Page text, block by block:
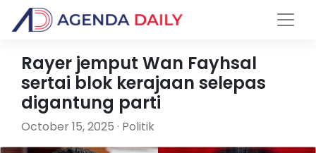
Rayer jemput Wan Fayhsal
sertai blok kerajaan selepas
digantung parti
October 15, 2025 · Politik